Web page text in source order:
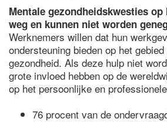
Mentale gezondheidskwesties
weg en kunnen niet worden
Werknemers willen dat hun
ondersteuning bieden op het
gezondheid. Als deze hulp niet
grote invloed hebben op de
op het persoonlijke en
76 procent van de